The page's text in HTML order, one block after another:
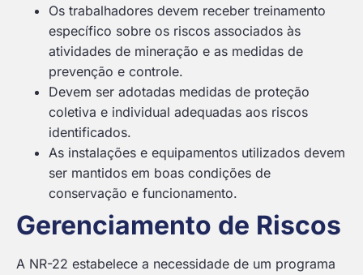
Os trabalhadores devem receber treinamento
específico sobre os riscos associados às
atividades de mineração e as medidas de
prevenção e controle.
Devem ser adotadas medidas de proteção
coletiva e individual adequadas aos riscos
identificados.
As instalações e equipamentos utilizados devem
ser mantidos em boas condições de
conservação e funcionamento.
Gerenciamento de Riscos
A NR-22 estabelece a necessidade de um programa